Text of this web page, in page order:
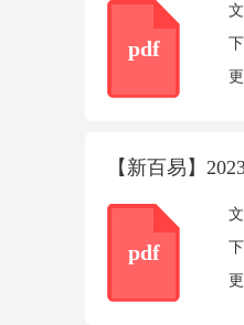
pdf
【新百易】
pdf